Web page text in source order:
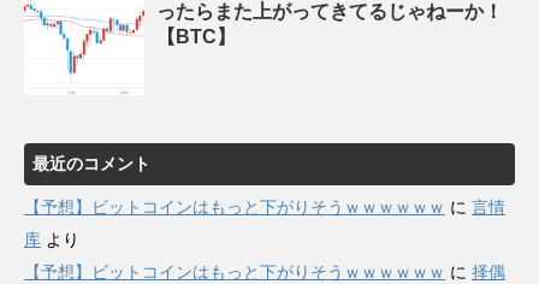
ったらまた上がってきてるじゃねーか！
【BTC】
最近のコメント
【予想】ビットコインはもっと下がりそうｗｗｗｗｗｗ に 言情
库 より
【予想】ビットコインはもっと下がりそうｗｗｗｗｗｗ に 择偶